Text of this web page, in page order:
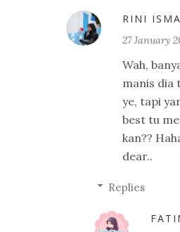
RINI
27 January
Wah,
manis dia
ye, tapi
best tu
kan??
dear..
Replies